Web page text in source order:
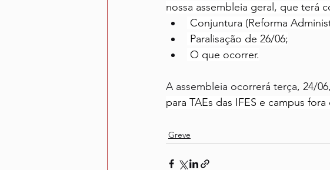
nossa assembleia geral, que terá
Conjuntura (Reforma
Paralisação de 26/06;
O que ocorrer.
A assembleia ocorrerá terça, 24/
para TAEs das IFES e campus fora
Greve